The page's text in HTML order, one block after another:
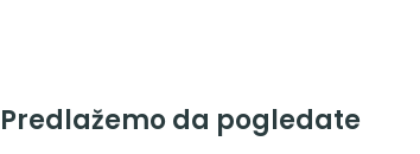
Predlažemo da pogledate